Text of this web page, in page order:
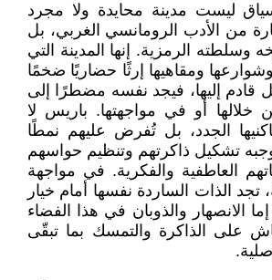
ليست مدينة محايدة ولا مجرد
من الأدب الرومانسي الغربي، بل
وسلطته الرمزية. إنها المدينة التي
ومقاهيها إرثًا حضاريًا ضخمًا
قادم إليها، فيجد نفسه مضطرًا إلى
أو في مواجهتها. باريس لا
الجدد، بل تُفرض عليهم نمطًا
تشكيل ذاكرتهم وتنظيم حواسهم
العاطفية والفكرية. في مواجهة
تجد الذات الساردة نفسها أمام خيار
الانصهار والذوبان في هذا الفضاء
على الذاكرة والتمسك بما تبقّى